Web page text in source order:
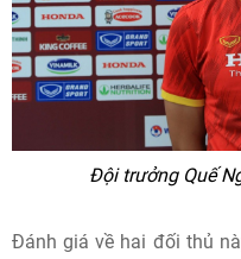
Đội trưởng Quế
Đánh giá về hai đối thủ